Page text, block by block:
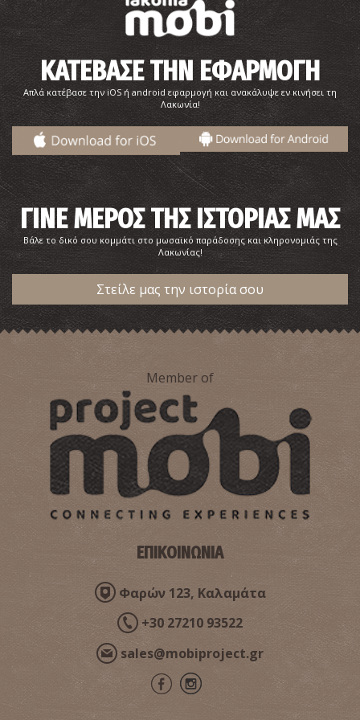
Παραλία Παναγία Καστανιάς
ΠΑΡΑΛΙΕΣ ~7.8Km
Σπήλαιο Καστανιάς
~8Km
Ακρωτήριο Μαλέας
ΚΑΤΕΒΑΣΕ ΤΗΝ ΕΦΑΡΜΟΓΗ
Απλά κατέβασε την iOS ή android εφαρμογή και ανακάλυψε εν κινήσει τη
Λακωνία!
ΓΙΝΕ ΜΕΡΟΣ ΤΗΣ ΙΣΤΟΡΙΑΣ ΜΑΣ
Βάλε το δικό σου κομμάτι στο μωσαϊκό παράδοσης και κληρονομιάς της
Λακωνίας!
Στείλε μας την ιστορία σου
Member of
ΕΠΙΚΟΙΝΩΝΙΑ
Φαρών 123, Καλαμάτα
+30 27210 93522
sales@mobiproject.gr